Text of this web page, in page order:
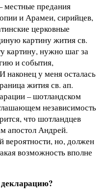
местные предания
и Арамеи, сирийцев,
церковные
картину жития св.
картину, нужно шаг за
и события,
наконец у меня осталась
жития св. ап.
– шотландском
независимость
что шотландцев
апостол Андрей.
вероятности, но, должен
возможность вполне
декларацию?